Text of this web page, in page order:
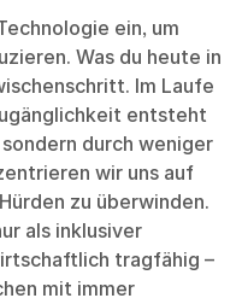
ein, um
Was du heute in
Im Laufe
entsteht
durch weniger
wir uns auf
zu überwinden.
als inklusiver
tragfähig –
mit immer